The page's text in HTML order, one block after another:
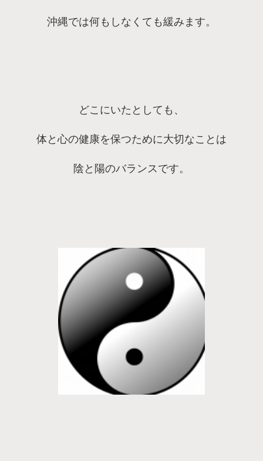
沖縄では何もしなくても緩みます。
どこにいたとしても、
体と心の健康を保つために大切なことは
陰と陽のバランスです。